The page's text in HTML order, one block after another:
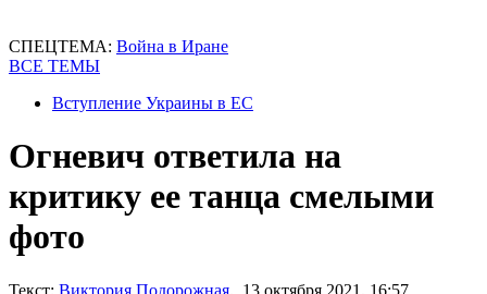
СПЕЦТЕМА: Война в Иране
ВСЕ ТЕМЫ
Вступление Украины в ЕС
Огневич ответила на
критику ее танца смелыми
фото
Текст: Виктория Подорожная, 13 октября 2021, 16:57